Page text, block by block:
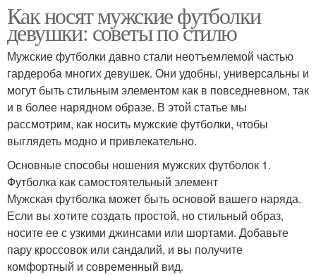
Как носят мужские футболки
девушки: советы по стилю
Мужские футболки давно стали неотъемлемой частью
гардероба многих девушек. Они удобны, универсальны и
могут быть стильным элементом как в повседневном, так
и в более нарядном образе. В этой статье мы
рассмотрим, как носить мужские футболки, чтобы
выглядеть модно и привлекательно.
Основные способы ношения мужских футболок 1.
Футболка как самостоятельный элемент
Мужская футболка может быть основой вашего наряда.
Если вы хотите создать простой, но стильный образ,
носите ее с узкими джинсами или шортами. Добавьте
пару кроссовок или сандалий, и вы получите
комфортный и современный вид.